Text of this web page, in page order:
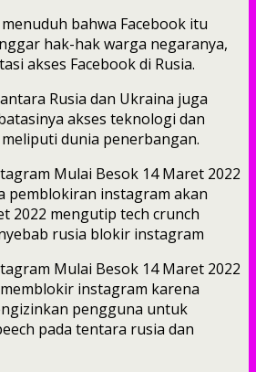
bahwa Facebook itu
hak-hak warga negaranya,
akses Facebook di Rusia.
Rusia dan Ukraina juga
akses teknologi dan
dunia penerbangan.
Mulai Besok 14 Maret 2022
pemblokiran instagram akan
2022 mengutip tech crunch
rusia blokir instagram
Mulai Besok 14 Maret 2022
instagram karena
pengguna untuk
pada tentara rusia dan